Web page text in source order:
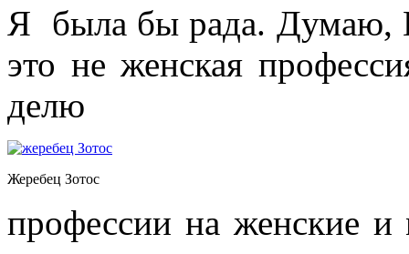
Я была бы рада. Думаю,
это не женская
делю
Жеребец Зотос
профессии на женские